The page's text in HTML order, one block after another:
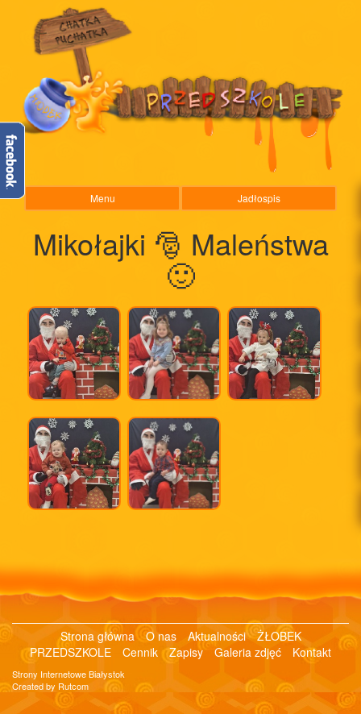
Menu Jadłospis
Mikołajki 🎅 Maleństwa
🙂
Strona główna O nas Aktualności ŻŁOBEK
PRZEDSZKOLE
Cennik Zapisy Galeria zdjęć Kontakt
Strony Internetowe Białystok
Created by Rutcom